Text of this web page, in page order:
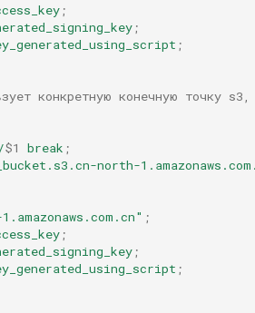
;
;
;
конкретную конечную точку
/$1 break ;
north-
;
;
;
;